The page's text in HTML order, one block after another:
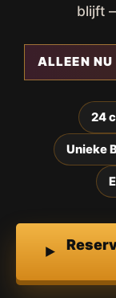
blijft
ALLEEN NU
24
Unieke